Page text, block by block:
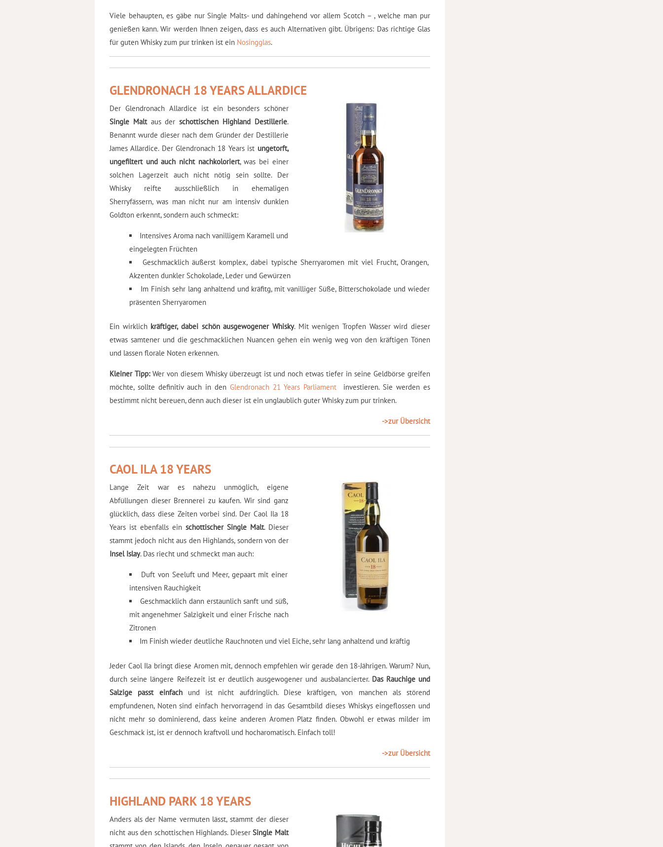
Viele behaupten, es gäbe nur Single Malts- und dahingehend vor allem Scotch – , welche man pur
genießen kann. Wir werden Ihnen zeigen, dass es auch Alternativen gibt. Übrigens: Das richtige Glas
für guten Whisky zum pur trinken ist ein Nosingglas.
GLENDRONACH 18 YEARS ALLARDICE
Der Glendronach Allardice ist ein besonders schöner
Single Maltaus der schottischen Highland Destillerie.
Benannt wurde dieser nach dem Gründer der Destillerie
James Allardice. Der Glendronach 18 Years ist ungetorft,
ungefiltert und auch nicht nachkoloriert, was bei einer
solchen Lagerzeit auch nicht nötig sein sollte. Der
Whisky reifte ausschließlich in ehemaligen
Sherryfässern, was man nicht nur am intensiv dunklen
Goldton erkennt, sondern auch schmeckt:
Intensives Aroma nach vanilligem Karamell und
eingelegten Früchten
Geschmacklich äußerst komplex, dabei typische Sherryaromen mit viel Frucht, Orangen,
Akzenten dunkler Schokolade, Leder und Gewürzen
Im Finish sehr lang anhaltend und kräfitg, mit vanilliger Süße, Bitterschokolade und wieder
präsenten Sherryaromen
Ein wirklich kräftiger, dabei schön ausgewogener Whisky. Mit wenigen Tropfen Wasser wird dieser
etwas samtener und die geschmacklichen Nuancen gehen ein wenig weg von den kräftigen Tönen
und lassen florale Noten erkennen.
Kleiner Tipp:Wer von diesem Whisky überzeugt ist und noch etwas tiefer in seine Geldbörse greifen
möchte, sollte definitiv auch in den Glendronach 21 Years Parliament investieren. Sie werden es
bestimmt nicht bereuen, denn auch dieser ist ein unglaublich guter Whisky zum pur trinken.
->zur Übersicht
CAOL ILA 18 YEARS
Lange Zeit war es nahezu unmöglich, eigene
Abfüllungen dieser Brennerei zu kaufen. Wir sind ganz
glücklich, dass diese Zeiten vorbei sind. Der Caol Ila 18
Years ist ebenfalls ein schottischer Single Malt. Dieser
stammt jedoch nicht aus den Highlands, sondern von der
Insel Islay. Das riecht und schmeckt man auch:
Duft von Seeluft und Meer, gepaart mit einer
intensiven Rauchigkeit
Geschmacklich dann erstaunlich sanft und süß,
mit angenehmer Salzigkeit und einer Frische nach
Zitronen
Im Finish wieder deutliche Rauchnoten und viel Eiche, sehr lang anhaltend und kräftig
Jeder Caol Ila bringt diese Aromen mit, dennoch empfehlen wir gerade den 18-Jährigen. Warum? Nun,
durch seine längere Reifezeit ist er deutlich ausgewogener und ausbalancierter. Das Rauchige und
Salzige passt einfachund ist nicht aufdringlich. Diese kräftigen, von manchen als störend
empfundenen, Noten sind einfach hervorragend in das Gesamtbild dieses Whiskys eingeflossen und
nicht mehr so dominierend, dass keine anderen Aromen Platz finden. Obwohl er etwas milder im
Geschmack ist, ist er dennoch kraftvoll und hocharomatisch. Einfach toll!
->zur Übersicht
HIGHLAND PARK 18 YEARS
Anders als der Name vermuten lässt, stammt der dieser
nicht aus den schottischen Highlands. Dieser Single Malt